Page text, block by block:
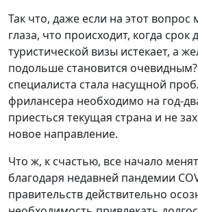
Так что, даже если на этот
глаза, что происходит, когда срок
туристической визы истекает, а
подольше становится
специалиста стала насущной
фрилансера необходимо на год-
приесться текущая страна и не
новое направление.
Что ж, к счастью, все начало
благодаря недавней пандемии
правительств действительно